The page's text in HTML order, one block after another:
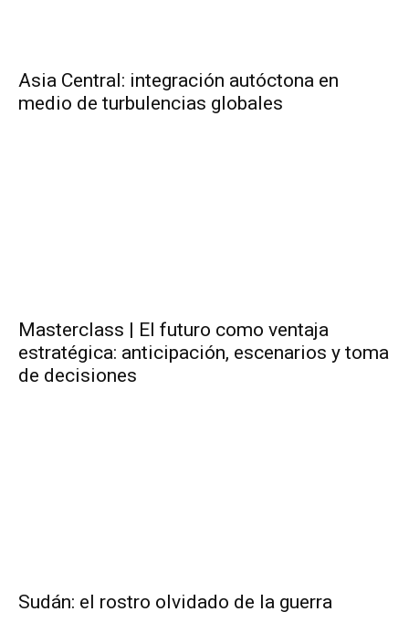
Asia Central: integración autóctona en
medio de turbulencias globales
Masterclass | El futuro como ventaja
estratégica: anticipación, escenarios y toma
de decisiones
Sudán: el rostro olvidado de la guerra